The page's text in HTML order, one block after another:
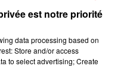
est notre priorité
data processing based on
Store and/or access
to select advertising; Create